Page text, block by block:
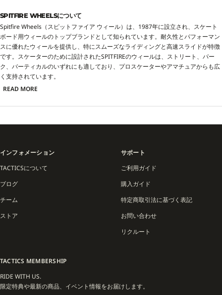
SPITFIRE WHEELSについて
Spitfire Wheels（スピットファイア ウィール）は、1987年に設立され、スケート
ボード用ウィールのトップブランドとして知られています。耐久性とパフォーマン
スに優れたウィールを提供し、特にスムーズなライディングと高速スライドが特徴
です。スケーターのために設計されたSPITFIREのウィールは、ストリート、パー
ク、バーティカルのいずれにも適しており、プロスケーターやアマチュアからも広
く支持されています。
READ MORE
インフォメーション
TACTICSについて
ブログ
チーム
ストア
サポート
ご利用ガイド
購入ガイド
特定商取引法に基づく表記
お問い合わせ
リクルート
TACTICS MEMBERSHIP
RIDE WITH US.
限定特典や最新の商品、イベント情報をお届けします。